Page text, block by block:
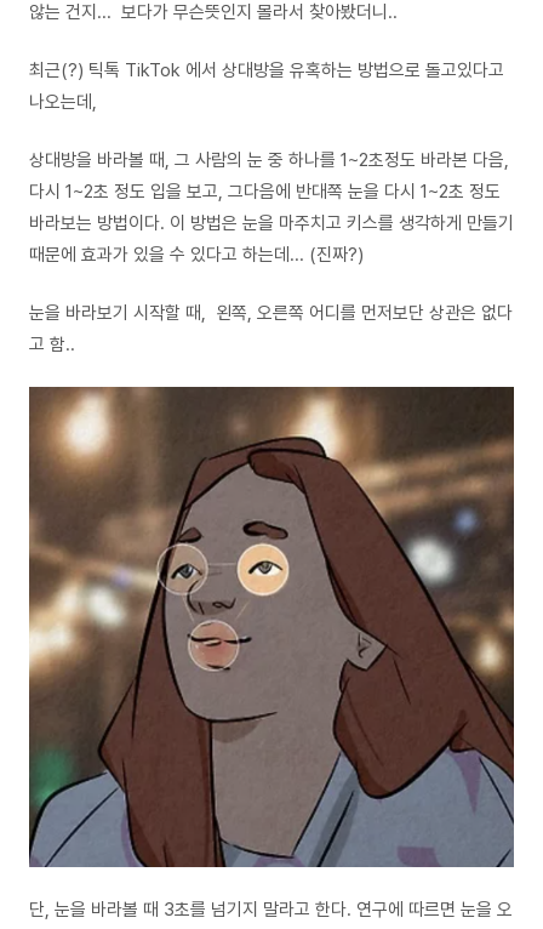
않는 건지... 보다가 무슨뜻인지 몰라서 찾아봤더니..
최근(?) 틱톡 TikTok 에서 상대방을 유혹하는 방법으로 돌고있다고
나오는데,
상대방을 바라볼 때, 그 사람의 눈 중 하나를 1~2초정도 바라본 다음,
다시 1~2초 정도 입을 보고, 그다음에 반대쪽 눈을 다시 1~2초 정도
바라보는 방법이다. 이 방법은 눈을 마주치고 키스를 생각하게 만들기
때문에 효과가 있을 수 있다고 하는데... (진짜?)
눈을 바라보기 시작할 때, 왼쪽, 오른쪽 어디를 먼저보단 상관은 없다
고 함..
단, 눈을 바라볼 때 3초를 넘기지 말라고 한다. 연구에 따르면 눈을 오